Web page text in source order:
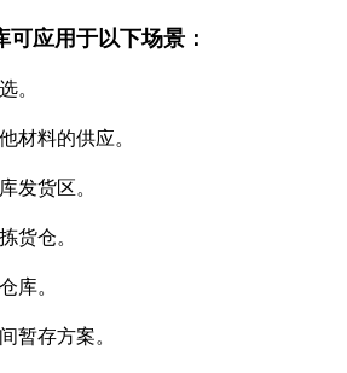
应用于以下场景：
。
材料的供应。
发货区。
货仓。
库。
暂存方案。